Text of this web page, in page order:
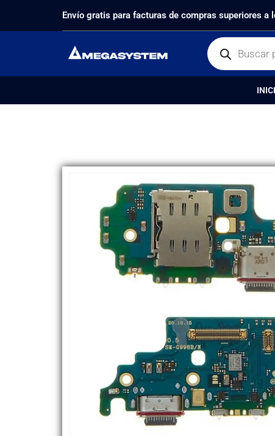
Envío gratis para facturas de compras superiores a
PRODUCTOSREPUESTOS, PLACA DE CARGA